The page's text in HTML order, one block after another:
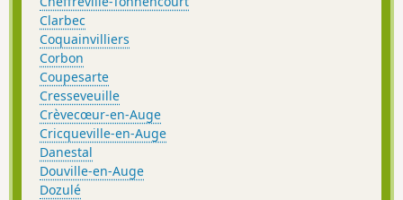
Clarbec
Coquainvilliers
Corbon
Coupesarte
Cresseveuille
Crèvecœur-en-Auge
Cricqueville-en-Auge
Danestal
Douville-en-Auge
Dozulé